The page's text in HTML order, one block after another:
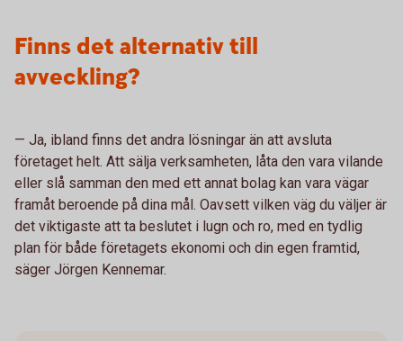
Finns det alternativ till
avveckling?
— Ja, ibland finns det andra lösningar än att avsluta
företaget helt. Att sälja verksamheten, låta den vara vilande
eller slå samman den med ett annat bolag kan vara vägar
framåt beroende på dina mål. Oavsett vilken väg du väljer är
det viktigaste att ta beslutet i lugn och ro, med en tydlig
plan för både företagets ekonomi och din egen framtid,
säger Jörgen Kennemar.